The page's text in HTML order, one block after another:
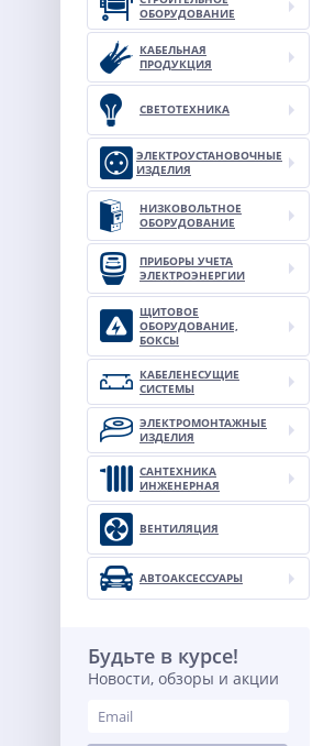
ОБОРУДОВАНИЕ
КАБЕЛЬНАЯ
ПРОДУКЦИЯ
СВЕТОТЕХНИКА
ЭЛЕКТРОУСТАНОВОЧНЫЕ
ИЗДЕЛИЯ
НИЗКОВОЛЬТНОЕ
ОБОРУДОВАНИЕ
ПРИБОРЫ УЧЕТА
ЭЛЕКТРОЭНЕРГИИ
ЩИТОВОЕ
ОБОРУДОВАНИЕ,
БОКСЫ
КАБЕЛЕНЕСУЩИЕ
СИСТЕМЫ
ЭЛЕКТРОМОНТАЖНЫЕ
ИЗДЕЛИЯ
САНТЕХНИКА
ИНЖЕНЕРНАЯ
ВЕНТИЛЯЦИЯ
АВТОАКСЕССУАРЫ
Будьте в курсе!
Новости, обзоры и акции